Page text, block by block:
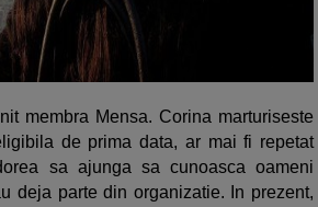
membra Mensa. Corina marturiseste
de prima data, ar mai fi repetat
sa ajunga sa cunoasca oameni
deja parte din organizatie. In prezent,